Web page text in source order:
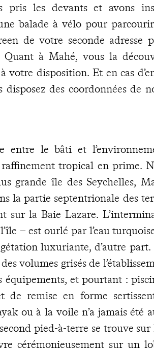
pris les devants et avons
balade à vélo pour
de votre seconde adresse
Quant à Mahé, vous la
votre disposition. Et en cas
des coordonnées de
entre le bâti et
tropical en prime.
grande île des Seychelles,
la partie septentrionale des
sur la Baie Lazare.
– est ourlé par l’eau
luxuriante, d’autre part.
volumes grisés de
équipements, et pourtant :
de remise en forme
ou à la voile n’a jamais été
pied-à-terre se trouve sur
cérémonieusement sur un